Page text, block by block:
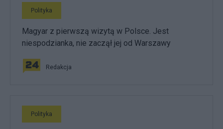
Polityka
Magyar z pierwszą wizytą w Polsce. Jest
niespodzianka, nie zaczął jej od Warszawy
Redakcja
Polityka